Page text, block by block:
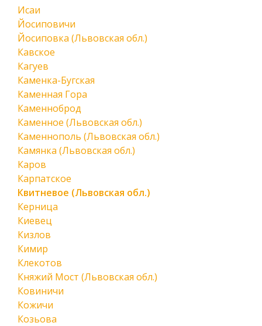
Исаи
Йосиповичи
Йосиповка (Львовская обл.)
Кавское
Кагуев
Каменка-Бугская
Каменная Гора
Каменноброд
Каменное (Львовская обл.)
Каменнополь (Львовская обл.)
Камянка (Львовская обл.)
Каров
Карпатское
Квитневое (Львовская обл.)
Керница
Киевец
Кизлов
Кимир
Клекотов
Княжий Мост (Львовская обл.)
Ковиничи
Кожичи
Козьова